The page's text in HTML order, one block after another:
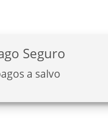
Seguro
a salvo